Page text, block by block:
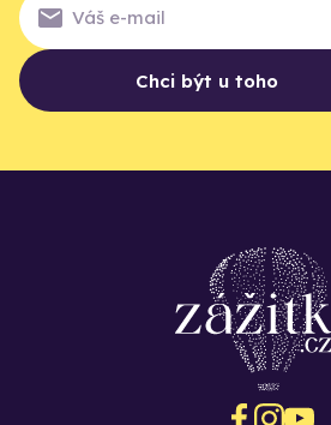
Chci být u toho